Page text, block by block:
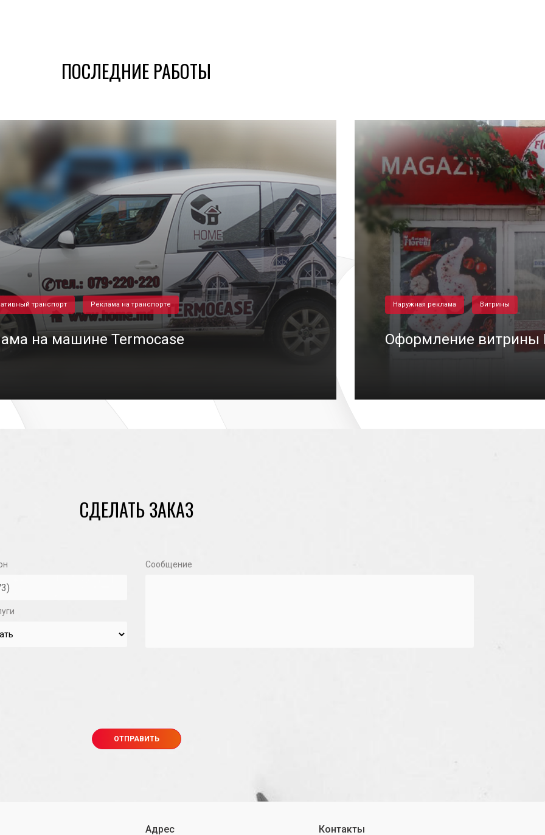
ПОСЛЕДНИЕ РАБОТЫ
транспорт Реклама на транспорте
на машине Termocase
Наружная реклама Витрины
Оформление витрины
СДЕЛАТЬ ЗАКАЗ
Сообщение
Адрес Контакты